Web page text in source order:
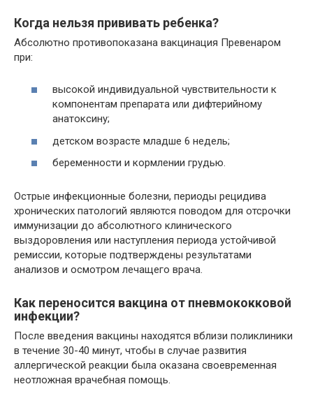
Когда нельзя прививать ребенка?
Абсолютно противопоказана вакцинация Превенаром
при:
высокой индивидуальной чувствительности к
компонентам препарата или дифтерийному
анатоксину;
детском возрасте младше 6 недель;
беременности и кормлении грудью.
Острые инфекционные болезни, периоды рецидива
хронических патологий являются поводом для отсрочки
иммунизации до абсолютного клинического
выздоровления или наступления периода устойчивой
ремиссии, которые подтверждены результатами
анализов и осмотром лечащего врача.
Как переносится вакцина от пневмококковой
инфекции?
После введения вакцины находятся вблизи поликлиники
в течение 30-40 минут, чтобы в случае развития
аллергической реакции была оказана своевременная
неотложная врачебная помощь.